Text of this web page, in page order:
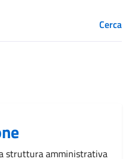
Cerca
struttura amministrativa